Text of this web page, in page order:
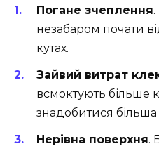
Погане зчеплення
незабаром почати
кутах.
Зайвий витрат
всмоктують більше
знадобитися більша
Нерівна поверхня.